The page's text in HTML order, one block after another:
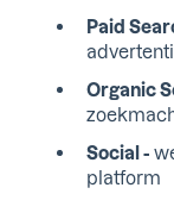
Paid
Organic
Social -
platform